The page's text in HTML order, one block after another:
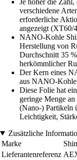
Je höher die Zahl,
verschiedene
erforderliche
angezeigt (XT60/
NANO-Kohle
Herstellung von
Durchschnitt 35
herkömmlicher
Der Kern eines
aus NANO-
Diese Folie hat
geringe Menge
(Nano-) Partikeln
Leichtigkeit,
Zusätzliche
Marke
Lieferantenreferenz